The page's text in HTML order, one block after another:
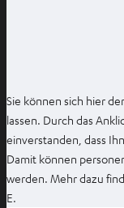
Sie können sich hier
lassen. Durch das
einverstanden, dass
Damit können
werden. Mehr dazu
E.